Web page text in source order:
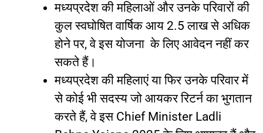
मध्यप्रदेश की महिलाओं और उनके परिवारों की
कुल स्वघोषित वार्षिक आय 2.5लाख से अधिक
होने पर,वे इस योजना के लिए आवेदन नहीं कर
सकते हैं।
मध्यप्रदेश की महिलाएं या फिर उनके परिवार में
से कोई भी सदस्य जो आयकर रिटर्न का भुगतान
करते हैं,वे इसChief Minister Ladli